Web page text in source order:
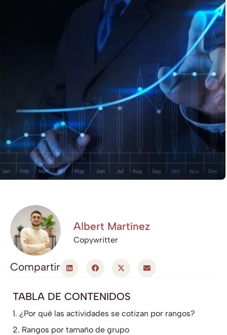
Albert Martínez
Copywritter
Compartir
TABLA DE CONTENIDOS
1. ¿Por qué las actividades se cotizan por rangos?
2. Rangos por tamaño de grupo